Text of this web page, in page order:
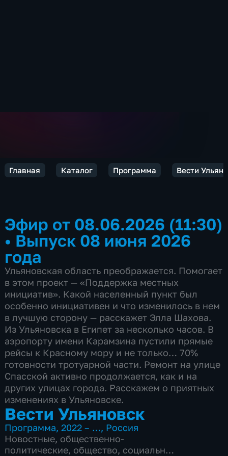
Главная Каталог Программа Вести
Эфир от 08.06.2026 (11:30)
• Выпуск 08 июня 2026
года
Ульяновская область преображается. Помогает
в этом проект — «Поддержка местных
инициатив». Какой населенный пункт был
особенно инициативен и что изменилось в нем
в лучшую сторону — расскажет Элла Шахова.
Из Ульяновска в Египет за несколько часов. В
аэропорту имени Карамзина пустили прямые
рейсы к Красному мору и не только… 70%
готовности тротуарной части. Ремонт на улице
Спасской активно продолжается, как и на
других улицах города. Расскажем о приятных
изменениях в Ульяновске.
Вести Ульяновск
Программа,2022 – …, Россия
Новостные, общественно-
политические, общество, социально-